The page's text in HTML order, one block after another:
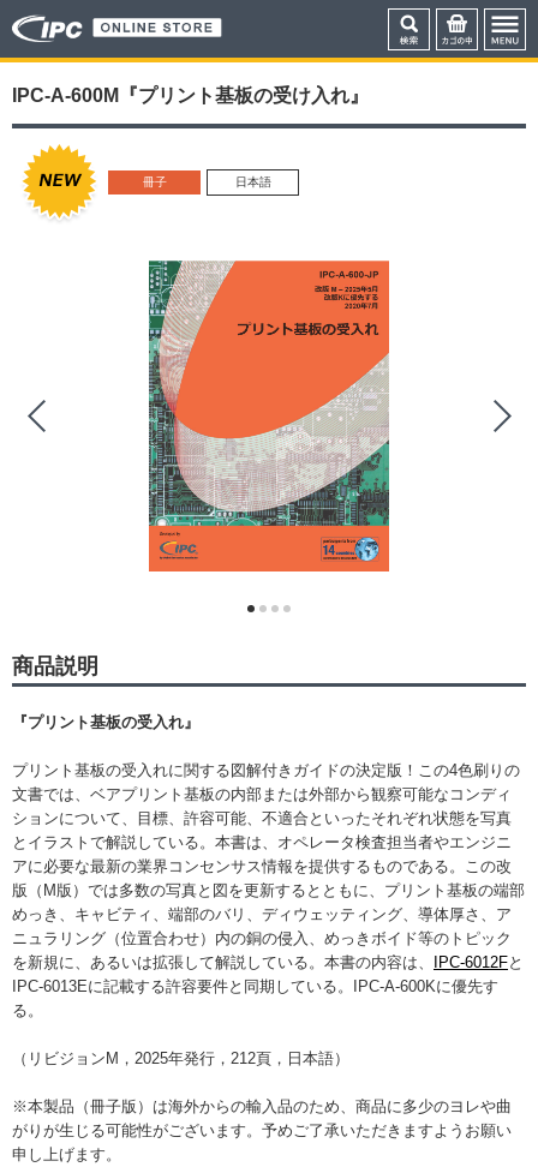
IPC-A-600M『プリント基板の受け入れ』
冊子 日本語
商品説明
『プリント基板の受入れ』
プリント基板の受入れに関する図解付きガイドの決定版！この4色刷りの
文書では、ベアプリント基板の内部または外部から観察可能なコンディ
ションについて、目標、許容可能、不適合といったそれぞれ状態を写真
とイラストで解説している。本書は、オペレータ検査担当者やエンジニ
アに必要な最新の業界コンセンサス情報を提供するものである。この改
版（M版）では多数の写真と図を更新するとともに、プリント基板の端部
めっき、キャビティ、端部のバリ、ディウェッティング、導体厚さ、ア
ニュラリング（位置合わせ）内の銅の侵入、めっきボイド等のトピック
を新規に、あるいは拡張して解説している。本書の内容は、
IPC-6012Fと
IPC-6013Eに記載する許容要件と同期している。IPC-A-600Kに優先す
る。
（リビジョンM，2025年発行，212頁，日本語）
※本製品（冊子版）は海外からの輸入品のため、商品に多少のヨレや曲
がりが生じる可能性がございます。予めご了承いただきますようお願い
申し上げます。